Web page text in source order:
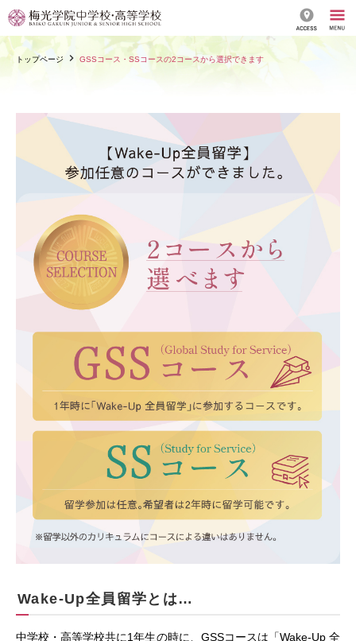
トップページ GSSコース・SSコースの2コースから選択できます
Wake-Up全員留学とは…
中学校・⾼等学校共に1年⽣の時に、GSSコースは「Wake-Up 全